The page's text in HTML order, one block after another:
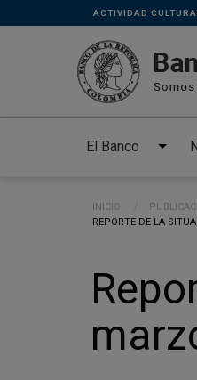
Pasar al contenido principal
Links
ACTIVIDAD
El Banco
Ruta de
INICIO
CURRENT:
REPORTE DE LA